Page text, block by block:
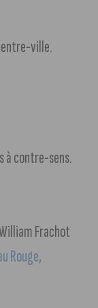
ville.
à contre-sens.
Frachot
Rouge,